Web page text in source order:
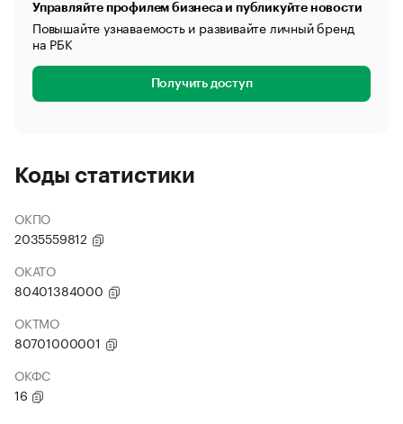
Управляйте профилем бизнеса и публикуйте новости
Повышайте узнаваемость и развивайте личный бренд
на РБК
Получить доступ
Коды статистики
ОКПО
2035559812
ОКАТО
80401384000
ОКТМО
80701000001
ОКФС
16